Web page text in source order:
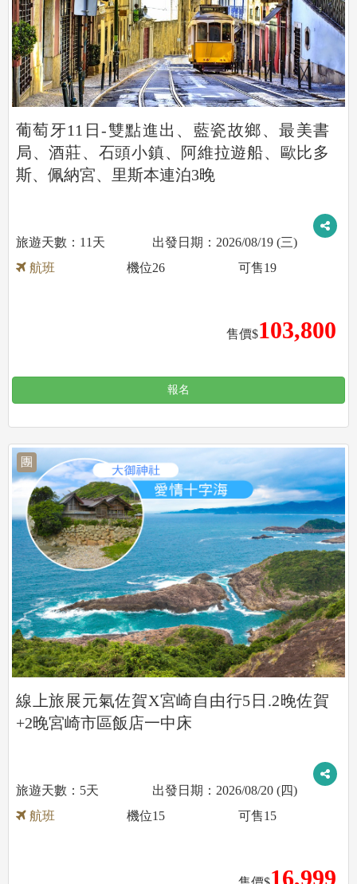
葡萄牙11日-雙點進出、藍瓷故鄉、最美書
局、酒莊、石頭小鎮、阿維拉遊船、歐比多
斯、佩納宮、里斯本連泊3晚
11天
2026/08/19 (三)
航班
售價$103,800
機位26 可售19
報名
團
線上旅展元氣佐賀X宮崎自由行5日.2晚佐賀
+2晚宮崎市區飯店一中床
5天
2026/08/20 (四)
航班
16,999
機位15 可售15